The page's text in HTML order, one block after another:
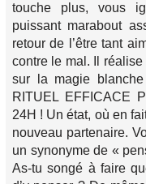
touche plus, vous
puissant marabout
retour de l’être tant
contre le mal. Il
sur la magie
RITUEL EFFICACE
24H ! Un état, où en
nouveau partenaire.
un synonyme de «
As-tu songé à faire